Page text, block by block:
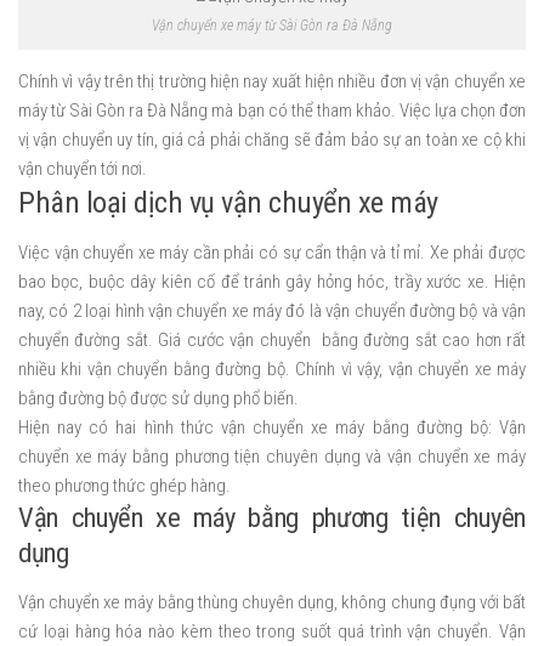
Vận chuyển xe máy từ Sài Gòn ra Đà Nẵng
Chính vì vậy trên thị trường hiện nay xuất hiện nhiều đơn vị vận chuyển xe
máy từ Sài Gòn ra Đà Nẵng mà bạn có thể tham khảo. Việc lựa chọn đơn
vị vận chuyển uy tín, giá cả phải chăng sẽ đảm bảo sự an toàn xe cộ khi
vận chuyển tới nơi.
Phân loại dịch vụ vận chuyển xe máy
Việc vận chuyển xe máy cần phải có sự cẩn thận và tỉ mỉ. Xe phải được
bao bọc, buộc dây kiên cố để tránh gây hỏng hóc, trầy xước xe. Hiện
nay, có 2 loại hình vận chuyển xe máy đó là vận chuyển đường bộ và vận
chuyển đường sắt. Giá cước vận chuyển bằng đường sắt cao hơn rất
nhiều khi vận chuyển bằng đường bộ. Chính vì vậy, vận chuyển xe máy
bằng đường bộ được sử dụng phổ biến.
Hiện nay có hai hình thức vận chuyển xe máy bằng đường bộ: Vận
chuyển xe máy bằng phương tiện chuyên dụng và vận chuyển xe máy
theo phương thức ghép hàng.
Vận chuyển xe máy bằng phương tiện chuyên
dụng
Vận chuyển xe máy bằng thùng chuyên dụng, không chung đụng với bất
cứ loại hàng hóa nào kèm theo trong suốt quá trình vận chuyển. Vận